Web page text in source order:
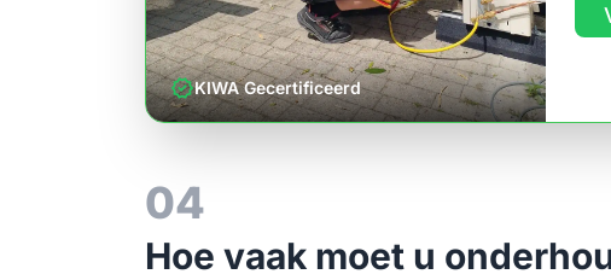
verifiedKIWA Gecertificeerd
04
Hoe vaak moet u